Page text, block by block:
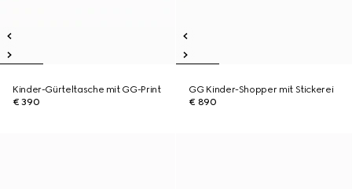
Kinder-Gürteltasche mit GG-Print
€ 390
GG Kinder-Shopper mit Stickerei
€ 890